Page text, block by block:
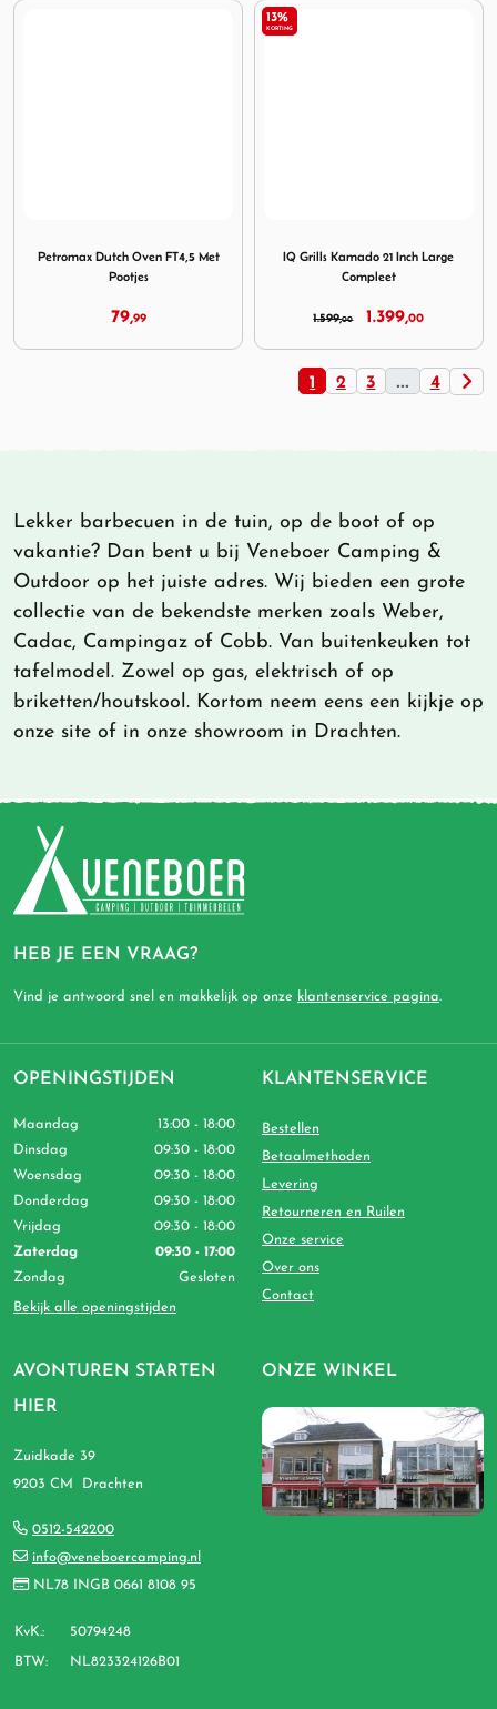
Petromax Dutch Oven FT4,5 Met
Pootjes
79,99
13%
KORTING
IQ Grills Kamado 21 Inch Large
Compleet
1.599,00 1.399,00
1 2 3 ... 4
Lekker barbecuen in de tuin, op de boot of op
vakantie? Dan bent u bij Veneboer Camping &
Outdoor op het juiste adres. Wij bieden een grote
collectie van de bekendste merken zoals Weber,
Cadac, Campingaz of Cobb. Van buitenkeuken tot
tafelmodel. Zowel op gas, elektrisch of op
briketten/houtskool. Kortom neem eens een kijkje op
onze site of in onze showroom in Drachten.
HEB JE EEN VRAAG?
Vind je antwoord snel en makkelijk op onze klantenservice pagina.
AVONTUREN STARTEN
HIER
Zuidkade 39
9203 CM Drachten
0512-542200
info@veneboercamping.nl
NL78 INGB 0661 8108 95
KvK.: 50794248
BTW: NL823324126B01
OPENINGSTIJDEN
Maandag
13:00 - 18:00
Dinsdag
09:30 - 18:00
Woensdag
09:30 - 18:00
Donderdag
09:30 - 18:00
Vrijdag
09:30 - 18:00
Zaterdag
09:30 - 17:00
Zondag
Gesloten
Bekijk alle openingstijden
KLANTENSERVICE
Bestellen
Betaalmethoden
Levering
Retourneren en Ruilen
Onze service
Over ons
Contact
ONZE WINKEL